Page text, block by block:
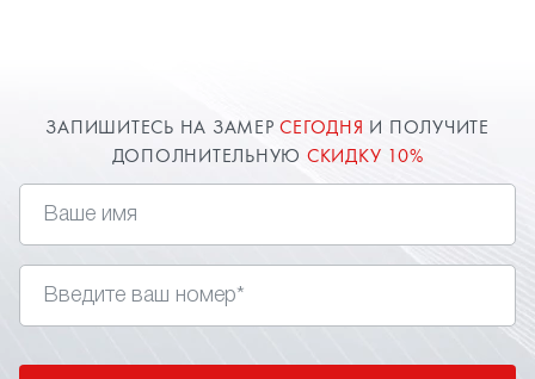
ЗАПИШИТЕСЬ НА ЗАМЕРСЕГОДНЯ И ПОЛУЧИТЕ
ДОПОЛНИТЕЛЬНУЮ СКИДКУ 10%